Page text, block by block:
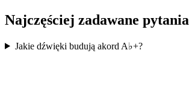
Najczęściej zadawane pytania
Jakie dźwięki budują akord A♭+?